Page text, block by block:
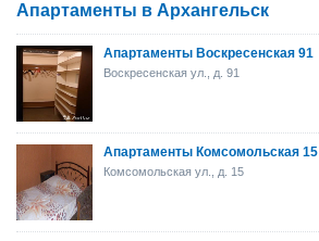
Апартаменты в Архангельск
Апартаменты Воскресенская 91
Воскресенская ул., д. 91
Апартаменты Комсомольская 15
Комсомольская ул., д. 15